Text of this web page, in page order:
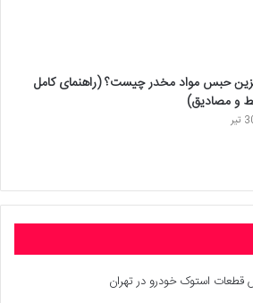
حبس مواد مخدر چیست؟ (راهنمای کامل
و مصادیق)
قطعات استوک خودرو در تهران